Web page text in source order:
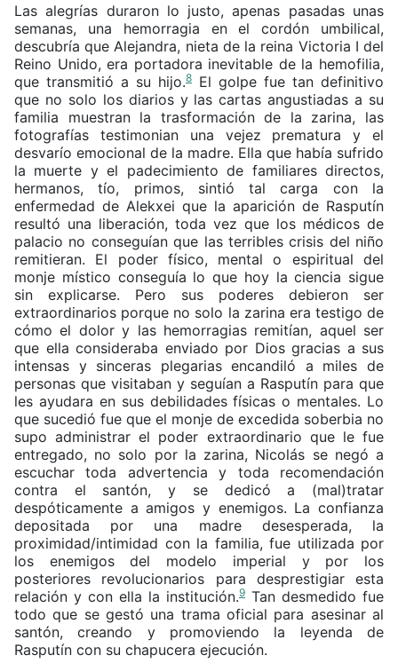
Las alegrías duraron lo justo, apenas pasadas unas
semanas, una hemorragia en el cordón umbilical,
descubría que Alejandra, nieta de la reina Victoria I del
Reino Unido, era portadora inevitable de la hemofilia,
que transmitió a su hijo.8 El golpe fue tan definitivo
que no solo los diarios y las cartas angustiadas a su
familia muestran la trasformación de la zarina, las
fotografías testimonian una vejez prematura y el
desvarío emocional de la madre. Ella que había sufrido
la muerte y el padecimiento de familiares directos,
hermanos, tío, primos, sintió tal carga con la
enfermedad de Alekxei que la aparición de Rasputín
resultó una liberación, toda vez que los médicos de
palacio no conseguían que las terribles crisis del niño
remitieran. El poder físico, mental o espiritual del
monje místico conseguía lo que hoy la ciencia sigue
sin explicarse. Pero sus poderes debieron ser
extraordinarios porque no solo la zarina era testigo de
cómo el dolor y las hemorragias remitían, aquel ser
que ella consideraba enviado por Dios gracias a sus
intensas y sinceras plegarias encandiló a miles de
personas que visitaban y seguían a Rasputín para que
les ayudara en sus debilidades físicas o mentales. Lo
que sucedió fue que el monje de excedida soberbia no
supo administrar el poder extraordinario que le fue
entregado, no solo por la zarina, Nicolás se negó a
escuchar toda advertencia y toda recomendación
contra el santón, y se dedicó a (mal)tratar
despóticamente a amigos y enemigos. La confianza
depositada por una madre desesperada, la
proximidad/intimidad con la familia, fue utilizada por
los enemigos del modelo imperial y por los
posteriores revolucionarios para desprestigiar esta
relación y con ella la institución.9 Tan desmedido fue
todo que se gestó una trama oficial para asesinar al
santón, creando y promoviendo la leyenda de
Rasputín con su chapucera ejecución.